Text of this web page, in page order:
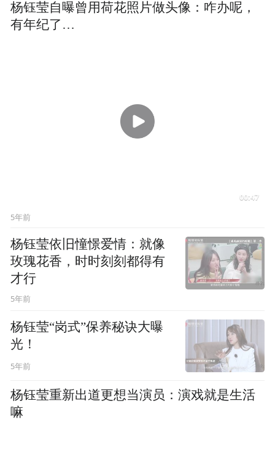
杨钰莹自曝曾用荷花照片做头像：咋办呢，
有年纪了…
00:47
5年前
杨钰莹依旧憧憬爱情：就像
玫瑰花香，时时刻刻都得有
才行
5年前
杨钰莹“岗式”保养秘诀大曝
光！
5年前
杨钰莹重新出道更想当演员：演戏就是生活
嘛